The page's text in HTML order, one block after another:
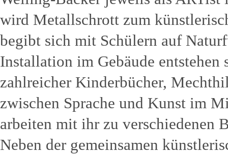
wird Metallschrott zum
begibt sich mit Schülern auf
Installation im Gebäude
zahlreicher Kinderbücher,
zwischen Sprache und Kunst im
arbeiten mit ihr zu verschiedenen
Neben der gemeinsamen